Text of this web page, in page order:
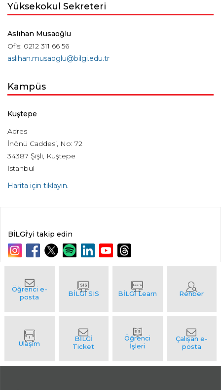
Yüksekokul Sekreteri
Aslıhan Musaoğlu
Ofis: 0212 311 66 56
aslihan.musaoglu@bilgi.edu.tr
Kampüs
Kuştepe
Adres
İnönü Caddesi, No: 72
34387 Şişli, Kuştepe
İstanbul
Harita için tıklayın.
BİLGİ'yi takip edin